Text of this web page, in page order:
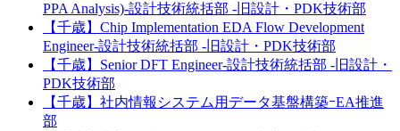
PPA Analysis)-設計技術統括部 -旧設計・PDK技術部
【千歳】Chip Implementation EDA Flow Development
Engineer-設計技術統括部 -旧設計・PDK技術部
【千歳】Senior DFT Engineer-設計技術統括部 -旧設計・
PDK技術部
【千歳】社内情報システム用データ基盤構築ｰEA推進
部